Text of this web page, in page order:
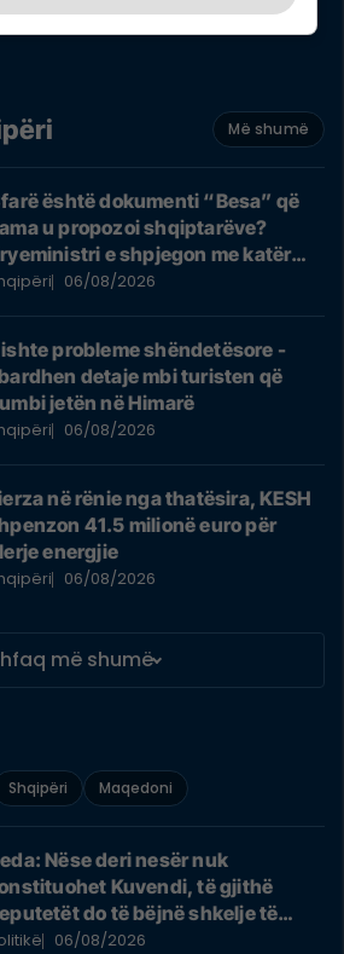
Më shumë
është dokumenti “Besa” që
u propozoi shqiptarëve?
e shpjegon me katër
06/08/2026
probleme shëndetësore -
detaje mbi turisten që
jetën në Himarë
06/08/2026
në rënie nga thatësira, KESH
41.5 milionë euro për
energjie
06/08/2026
më shumë
Shqipëri Maqedoni
Nëse deri nesër nuk
Kuvendi, të gjithë
do të bëjnë shkelje të
kushtetuese
06/08/2026